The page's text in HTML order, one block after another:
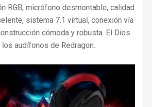
RGB, micrófono desmontable, calidad
sistema 7.1 virtual, conexión vía
cómoda y robusta. El Dios
los audífonos de Redragon.